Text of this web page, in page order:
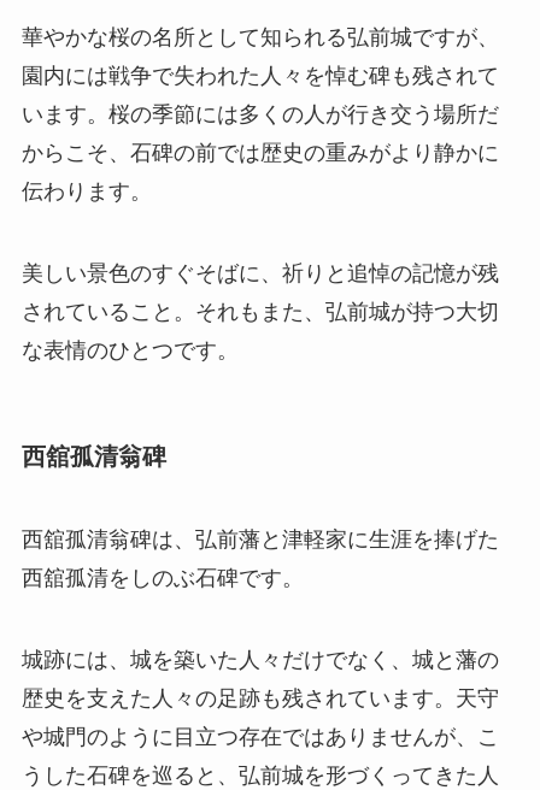
華やかな桜の名所として知られる弘前城ですが、
園内には戦争で失われた人々を悼む碑も残されて
います。桜の季節には多くの人が行き交う場所だ
からこそ、石碑の前では歴史の重みがより静かに
伝わります。
美しい景色のすぐそばに、祈りと追悼の記憶が残
されていること。それもまた、弘前城が持つ大切
な表情のひとつです。
西舘孤清翁碑
西舘孤清翁碑は、弘前藩と津軽家に生涯を捧げた
西舘孤清をしのぶ石碑です。
城跡には、城を築いた人々だけでなく、城と藩の
歴史を支えた人々の足跡も残されています。天守
や城門のように目立つ存在ではありませんが、こ
うした石碑を巡ると、弘前城を形づくってきた人